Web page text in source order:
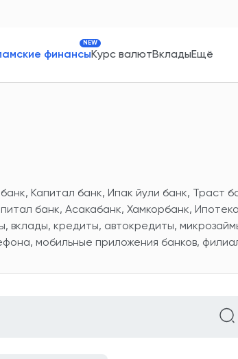
финансы
NEW
Курс валютВкладыЕщё
Капитал банк, Ипак йули банк, Траст
банк, Асакабанк, Хамкорбанк,
вклады, кредиты, автокредиты,
мобильные приложения банков,